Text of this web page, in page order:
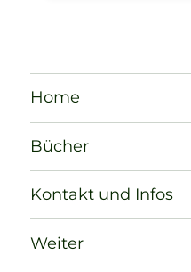
Home
Bücher
Kontakt und Infos
Weiter